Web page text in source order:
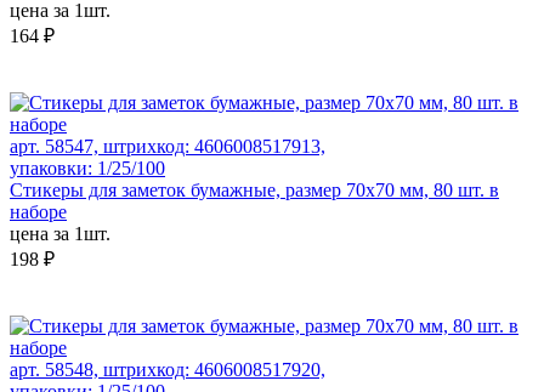
цена за 1шт.
164 ₽
арт. 58547, штрихкод: 4606008517913,
упаковки: 1/25/100
Стикеры для заметок бумажные, размер 70х70 мм, 80 шт. в
наборе
цена за 1шт.
198 ₽
арт. 58548, штрихкод: 4606008517920,